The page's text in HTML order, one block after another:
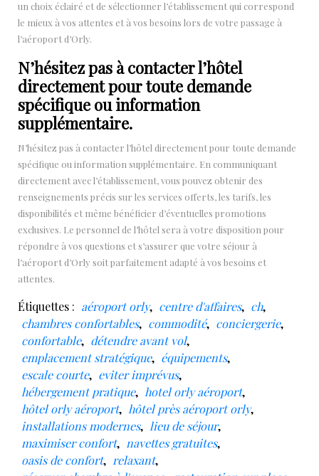
un choix éclairé et de sélectionner l’établissement qui correspond
le mieux à vos attentes et à vos besoins lors de votre passage à
l’aéroport d’Orly.
N’hésitez pas à contacter l’hôtel
directement pour toute demande
spécifique ou information
supplémentaire.
N’hésitez pas à contacter l’hôtel directement pour toute demande
spécifique ou information supplémentaire. En communiquant
directement avec l’établissement, vous pouvez obtenir des
renseignements précis sur les services offerts, les tarifs, les
disponibilités et même bénéficier d’éventuelles promotions
exclusives. Le personnel de l’hôtel sera à votre disposition pour
répondre à vos questions et s’assurer que votre séjour à
l’aéroport d’Orly soit parfaitement adapté à vos besoins et
attentes.
Étiquettes : aéroport orly, centre d'affaires, ch,
chambres confortables, commodité, conciergerie,
confortable, détendre avant vol,
emplacement stratégique, équipements,
escale courte, eviter imprévus,
hébergement pratique, hotel orly aéroport,
hôtel orly aéroport, hôtel près aéroport orly,
installations modernes, lieu de séjour,
maximiser confort, navettes gratuites,
oasis de confort, relaxant,